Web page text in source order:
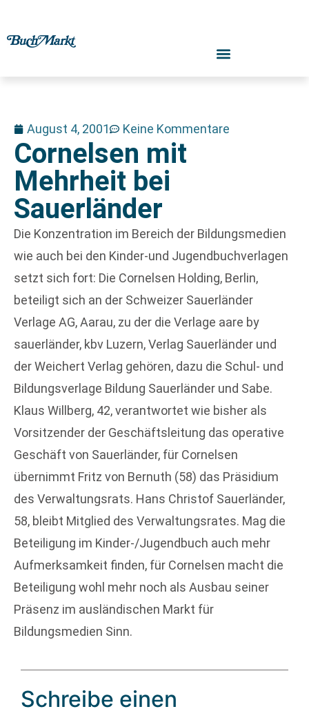
August 4, 2001 Keine Kommentare
Cornelsen mit
Mehrheit bei
Sauerländer
Die Konzentration im Bereich der Bildungsmedien
wie auch bei den Kinder-und Jugendbuchverlagen
setzt sich fort: Die Cornelsen Holding, Berlin,
beteiligt sich an der Schweizer Sauerländer
Verlage AG, Aarau, zu der die Verlage aare by
sauerländer, kbv Luzern, Verlag Sauerländer und
der Weichert Verlag gehören, dazu die Schul- und
Bildungsverlage Bildung Sauerländer und Sabe.
Klaus Willberg, 42, verantwortet wie bisher als
Vorsitzender der Geschäftsleitung das operative
Geschäft von Sauerländer, für Cornelsen
übernimmt Fritz von Bernuth (58) das Präsidium
des Verwaltungsrats. Hans Christof Sauerländer,
58, bleibt Mitglied des Verwaltungsrates. Mag die
Beteiligung im Kinder-/Jugendbuch auch mehr
Aufmerksamkeit finden, für Cornelsen macht die
Beteiligung wohl mehr noch als Ausbau seiner
Präsenz im ausländischen Markt für
Bildungsmedien Sinn.
Schreibe einen